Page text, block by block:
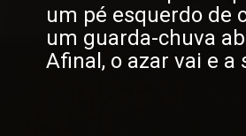
um pé esquerdo de
um guarda-chuva
Afinal, o azar vai e a